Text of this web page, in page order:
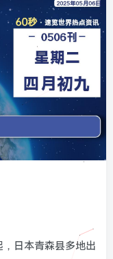
日本青森县多地出